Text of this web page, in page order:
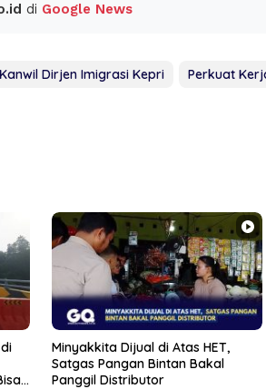
di Google News
Kanwil Dirjen Imigrasi Kepri Perkuat
Minyakkita Dijual di Atas HET,
Satgas Pangan Bintan Bakal
Panggil Distributor